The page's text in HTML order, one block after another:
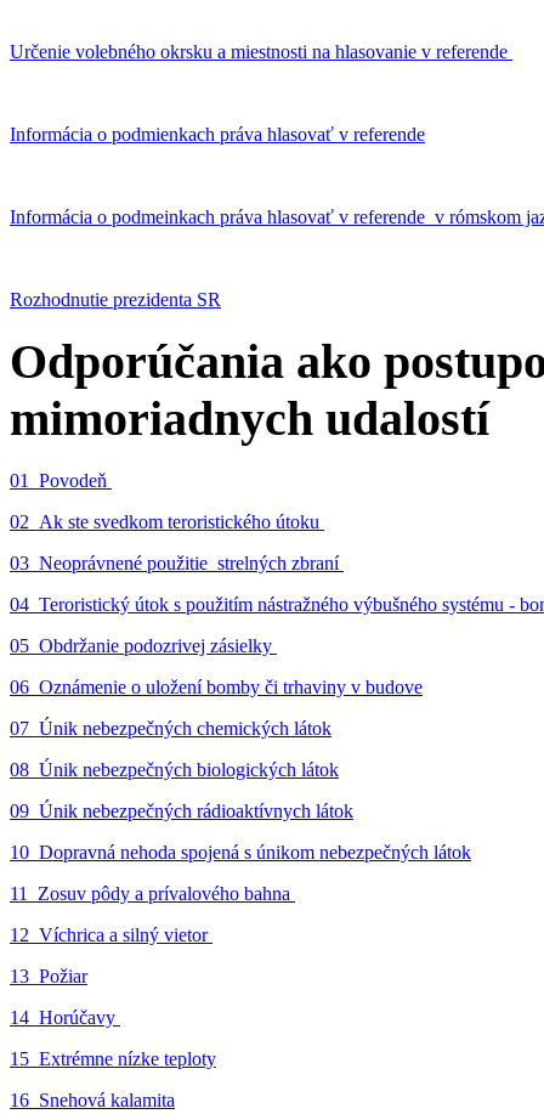
Určenie volebného okrsku a miestnosti na hlasovanie v referende
Informácia o podmienkach práva hlasovať v referende
Informácia o podmeinkach práva hlasovať v referende v rómskom
Rozhodnutie prezidenta SR
Odporúčania ako
mimoriadnych udalostí
01_Povodeň
02_Ak ste svedkom teroristického útoku
03_Neoprávnené použitie strelných zbraní
04_Teroristický útok s použitím nástražného výbušného systému -
05_Obdržanie podozrivej zásielky
06_Oznámenie o uložení bomby či trhaviny v budove
07_Únik nebezpečných chemických látok
08_Únik nebezpečných biologických látok
09_Únik nebezpečných rádioaktívnych látok
10_Dopravná nehoda spojená s únikom nebezpečných látok
11_Zosuv pôdy a prívalového bahna
12_Víchrica a silný vietor
13_Požiar
14_Horúčavy
15_Extrémne nízke teploty
16_Snehová kalamita